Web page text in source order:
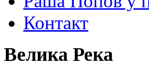
Контакт
Велика Река